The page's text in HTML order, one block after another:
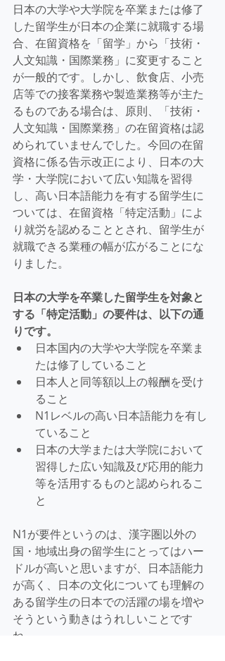
日本の大学や大学院を卒業または修了
した留学生が日本の企業に就職する場
合、在留資格を「留学」から「技術・
人文知識・国際業務」に変更すること
が一般的です。しかし、飲食店、小売
店等での接客業務や製造業務等が主た
るものである場合は、原則、「技術・
人文知識・国際業務」の在留資格は認
められていませんでした。今回の在留
資格に係る告示改正により、日本の大
学・大学院において広い知識を習得
し、高い日本語能力を有する留学生に
ついては、在留資格「特定活動」によ
り就労を認めることとされ、留学生が
就職できる業種の幅が広がることにな
りました。
日本の大学を卒業した留学生を対象と
する「特定活動」の要件は、以下の通
りです。
日本国内の大学や大学院を卒業ま
たは修了していること
日本人と同等額以上の報酬を受け
ること
N1レベルの高い日本語能力を有し
ていること
日本の大学または大学院において
習得した広い知識及び応用的能力
等を活用するものと認められるこ
と
N1が要件というのは、漢字圏以外の
国・地域出身の留学生にとってはハー
ドルが高いと思いますが、日本語能力
が高く、日本の文化についても理解の
ある留学生の日本での活躍の場を増や
そうという動きはうれしいことです
ね。